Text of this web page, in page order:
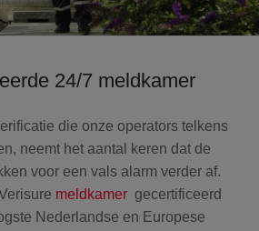
24/7 meldkamer
die onze operators telkens
neemt het aantal keren dat de
voor een vals alarm verder af.
meldkamergecertificeerd
Nederlandse en Europese